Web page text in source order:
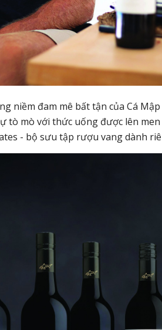
niềm đam mê bất tận của Cá
tò mò với thức uống được lên
- bộ sưu tập rượu vang dành